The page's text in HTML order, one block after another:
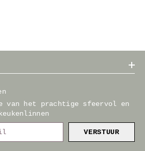
van het prachtige sfeervol en
VERSTUUR